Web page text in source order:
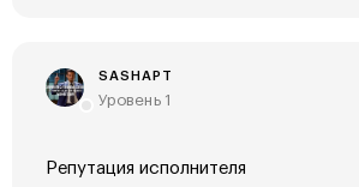
SASHAPT
Уровень 1
Репутация исполнителя